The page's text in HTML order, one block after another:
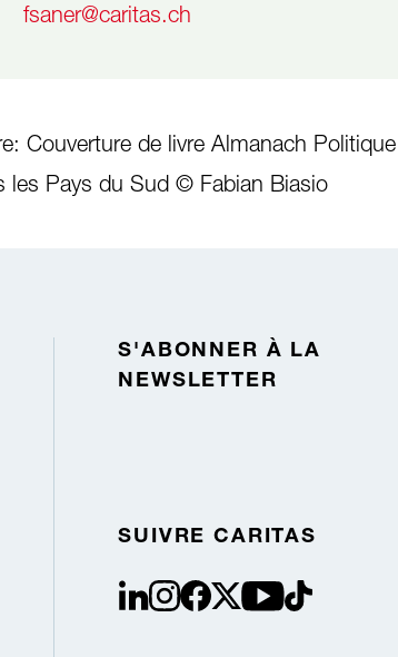
fsaner@caritas.ch
Couverture de livre Almanach
les Pays du Sud © Fabian Biasio
S'ABONNER À LA
NEWSLETTER
SUIVRE CARITAS
linkedininstagram
facebookTwitter / X
youtube
tiktok